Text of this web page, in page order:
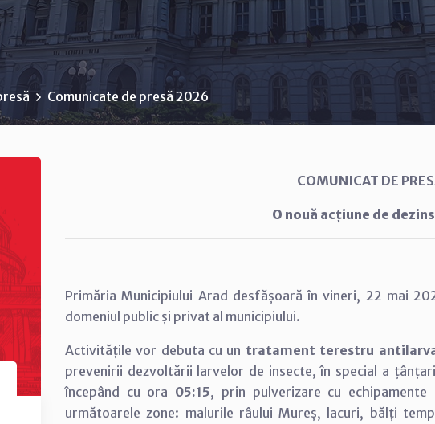
Comunicate de presă 2026
COMUNICAT DE
O nouă acțiune de
Primăria Municipiului Arad desfășoară în vineri, 22 mai
domeniul public și privat al municipiului.
Activitățile vor debuta cu un tratament terestru
prevenirii dezvoltării larvelor de insecte, în special a
începând cu ora 05:15, prin pulverizare cu echipamente
următoarele zone: malurile râului Mureș, lacuri, bălți